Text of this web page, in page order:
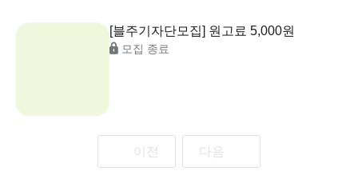
[블주기자단모집] 원고료 5,000원
모집 종료
이전 다음